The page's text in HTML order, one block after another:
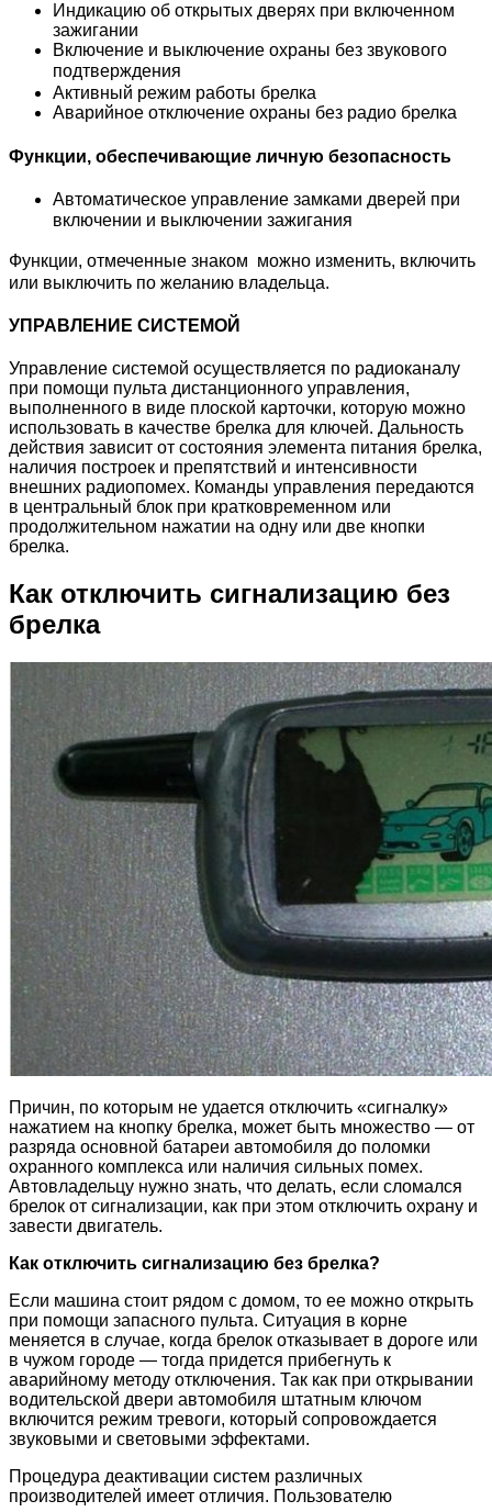
Индикацию об открытых дверях при включенном
зажигании
Включение и выключение охраны без звукового
подтверждения 
Активный режим работы брелка
Аварийное отключение охраны без радио брелка
Функции, обеспечивающие личную безопасность
Автоматическое управление замками дверей при
включении и выключении зажигания 
Функции, отмеченные знаком  можно изменить, включить
или выключить по желанию владельца.
УПРАВЛЕНИЕ СИСТЕМОЙ
Управление системой осуществляется по радиоканалу
при помощи пульта дистанционного управления,
выполненного в виде плоской карточки, которую можно
использовать в качестве брелка для ключей. Дальность
действия зависит от состояния элемента питания брелка,
наличия построек и препятствий и интенсивности
внешних радиопомех. Команды управления передаются
в центральный блок при кратковременном или
продолжительном нажатии на одну или две кнопки
брелка.
Как отключить сигнализацию без
брелка
Причин, по которым не удается отключить «сигналку»
нажатием на кнопку брелка, может быть множество — от
разряда основной батареи автомобиля до поломки
охранного комплекса или наличия сильных помех.
Автовладельцу нужно знать, что делать, если сломался
брелок от сигнализации, как при этом отключить охрану и
завести двигатель.
Как отключить сигнализацию без брелка?
Если машина стоит рядом с домом, то ее можно открыть
при помощи запасного пульта. Ситуация в корне
меняется в случае, когда брелок отказывает в дороге или
в чужом городе — тогда придется прибегнуть к
аварийному методу отключения. Так как при открывании
водительской двери автомобиля штатным ключом
включится режим тревоги, который сопровождается
звуковыми и световыми эффектами.
Процедура деактивации систем различных
производителей имеет отличия. Пользователю